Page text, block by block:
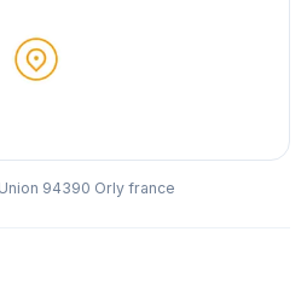
94390 Orly france